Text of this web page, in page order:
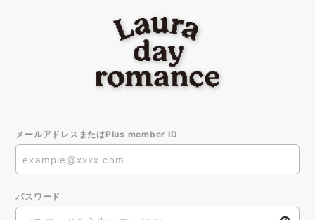
メールアドレスまたはPlus member ID
パスワード